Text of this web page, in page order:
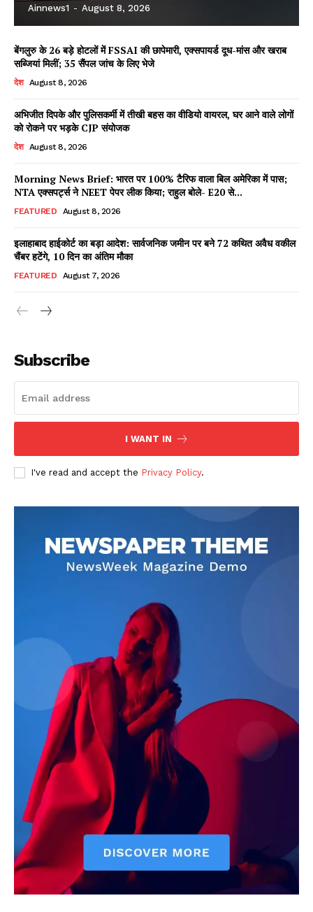
Facebook
X WhatsApp
Share
Read Latest News on AIN
NEWS 1 App
AIN NEWS 1
Contact Us
Privacy Policy
Terms of Use Agreement
Facebook
X WhatsApp
Share
Ainnews1 - August 8, 2026
बेंगलुरु के 26 बड़े होटलों में FSSAI की छापेमारी, एक्सपायर्ड दूध-मांस और खराब
सब्जियां मिलीं; 35 सैंपल जांच के लिए भेजे
देश August 8, 2026
अभिजीत दिपके और पुलिसकर्मी में तीखी बहस का वीडियो वायरल, घर आने वाले लोगों
को रोकने पर भड़के CJP संयोजक
देश August 8, 2026
Morning News Brief: भारत पर 100% टैरिफ वाला बिल अमेरिका में पास;
NTA एक्सपर्ट्स ने NEET पेपर लीक किया; राहुल बोले- E20 से...
FEATURED August 8, 2026
इलाहाबाद हाईकोर्ट का बड़ा आदेश: सार्वजनिक जमीन पर बने 72 कथित अवैध वकील
चैंबर हटेंगे, 10 दिन का अंतिम मौका
FEATURED August 7, 2026
Subscribe
I WANT IN
I've read and accept the Privacy Policy.